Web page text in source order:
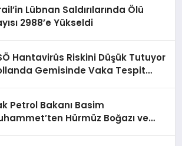
Lübnan Saldırılarında Ölü
2988’e Yükseldi
Hantavirüs Riskini Düşük Tutuyor
Gemisinde Vaka Tespit
Petrol Bakanı Basim
Hürmüz Boğazı ve